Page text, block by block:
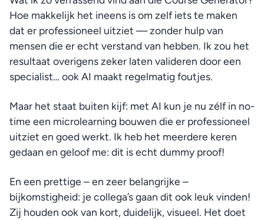
Hoe makkelijk het ineens is om zelf iets te maken
dat er professioneel uitziet — zonder hulp van
mensen die er echt verstand van hebben. Ik zou het
resultaat overigens zeker laten valideren door een
specialist… ook AI maakt regelmatig foutjes.
Maar het staat buiten kijf: met AI kun je nu zélf in no-
time een microlearning bouwen die er professioneel
uitziet en goed werkt. Ik heb het meerdere keren
gedaan en geloof me: dit is echt dummy proof!
En een prettige – en zeer belangrijke –
bijkomstigheid: je collega’s gaan dit ook leuk vinden!
Zij houden ook van kort, duidelijk, visueel. Het doet